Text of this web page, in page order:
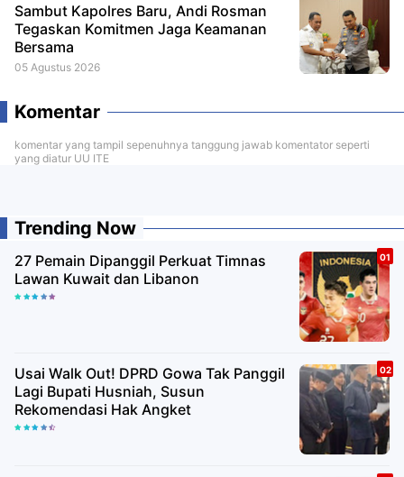
Sambut Kapolres Baru, Andi Rosman
Tegaskan Komitmen Jaga Keamanan
Bersama
05 Agustus 2026
Komentar
komentar yang tampil sepenuhnya tanggung jawab komentator seperti
yang diatur UU ITE
Trending Now
27 Pemain Dipanggil Perkuat Timnas
Lawan Kuwait dan Libanon
Usai Walk Out! DPRD Gowa Tak Panggil
Lagi Bupati Husniah, Susun
Rekomendasi Hak Angket